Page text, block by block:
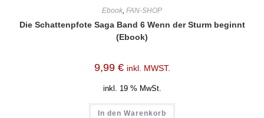
Ebook FAN-SHOP
Die Schattenpfote Saga Band 6 Wenn der Sturm beginnt
(Ebook)
9,99 € inkl. MWST.
inkl. 19 % MwSt.
In den Warenkorb